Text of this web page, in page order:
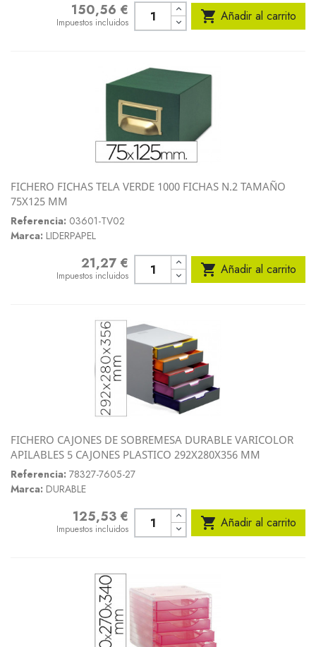
Precio150,56 €
Impuestos incluidos  Añadir al carrito
FICHERO FICHAS TELA VERDE 1000 FICHAS N.2 TAMAÑO
75X125 MM
Referencia: 03601-TV02
Marca: LIDERPAPEL
Precio21,27 €
Impuestos incluidos  Añadir al carrito
FICHERO CAJONES DE SOBREMESA DURABLE VARICOLOR
APILABLES 5 CAJONES PLASTICO 292X280X356 MM
Referencia: 78327-7605-27
Marca: DURABLE
Precio125,53 €
Impuestos incluidos  Añadir al carrito